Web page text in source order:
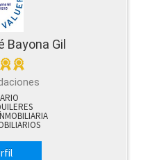
Bayona Gil